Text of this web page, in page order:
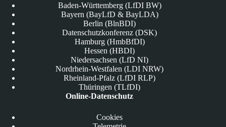
Baden-Württemberg (LfDI BW)
Bayern (BayLfD & BayLDA)
Berlin (BlnBDI)
Datenschutzkonferenz (DSK)
Hamburg (HmbBfDI)
Hessen (HBDI)
Niedersachsen (LfD NI)
Nordrhein-Westfalen (LDI NRW)
Rheinland-Pfalz (LfDI RLP)
Thüringen (TLfDI)
Online-Datenschutz
Cookies